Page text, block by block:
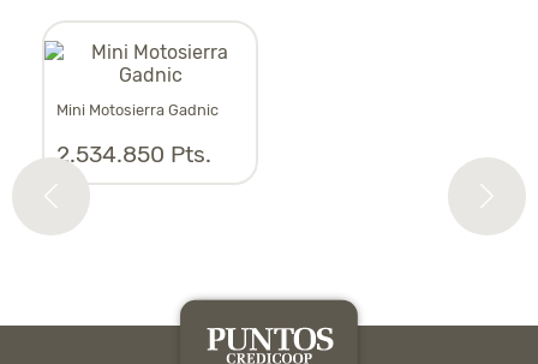
Mini Motosierra Gadnic
2.534.850 Pts.